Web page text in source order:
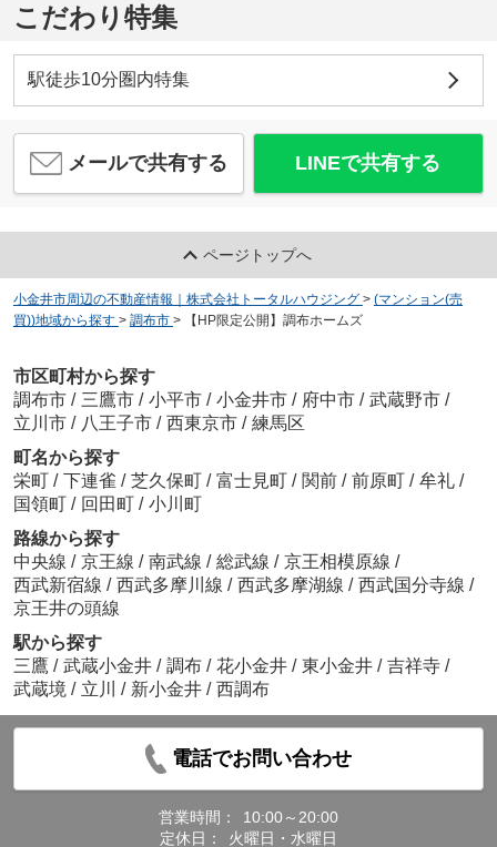
こだわり特集
駅徒歩10分圏内特集
メールで共有する LINEで共有する
ページトップへ
小金井市周辺の不動産情報｜株式会社トータルハウジング > (マンション(売
買))地域から探す > 調布市 > 【HP限定公開】調布ホームズ
市区町村から探す
調布市 / 三鷹市 / 小平市 / 小金井市 / 府中市 / 武蔵野市 /
立川市 / 八王子市 / 西東京市 / 練馬区
町名から探す
栄町 / 下連雀 / 芝久保町 / 富士見町 / 関前 / 前原町 / 牟礼 /
国領町 / 回田町 / 小川町
路線から探す
中央線 / 京王線 / 南武線 / 総武線 / 京王相模原線 /
西武新宿線 / 西武多摩川線 / 西武多摩湖線 / 西武国分寺線 /
京王井の頭線
駅から探す
三鷹 / 武蔵小金井 / 調布 / 花小金井 / 東小金井 / 吉祥寺 /
武蔵境 / 立川 / 新小金井 / 西調布
電話でお問い合わせ
営業時間：
10:00～20:00
定休日：
火曜日・水曜日